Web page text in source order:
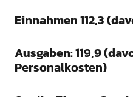
Einnahmen 112,3
Ausgaben: 119,9
Personalkosten)